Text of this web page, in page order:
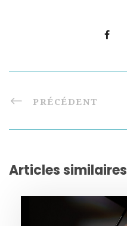
PRÉCÉDENT
Articles similaires